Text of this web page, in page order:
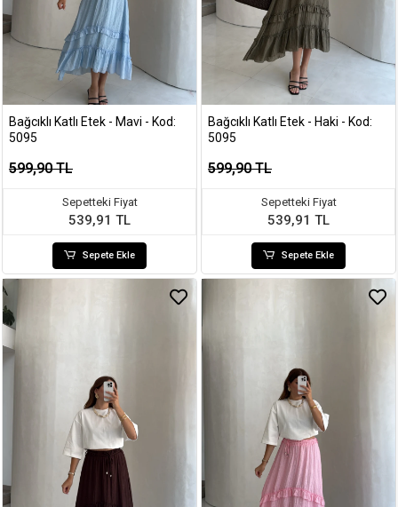
Bağcıklı Katlı Etek - Mavi - Kod:
5095
599,90 TL
Sepetteki Fiyat
539,91 TL
Sepete Ekle
Bağcıklı Katlı Etek - Haki - Kod:
5095
599,90 TL
Sepetteki Fiyat
539,91 TL
Sepete Ekle